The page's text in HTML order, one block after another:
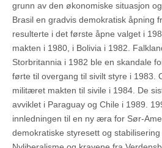
grunn av den økonomiske situasjon
Brasil en gradvis demokratisk åpning
resulterte i det første åpne valget i
makten i 1980, i Bolivia i 1982.
Storbritannia i 1982 ble en skandale
førte til overgang til sivilt styre i 1983.
militæret makten til sivile i 1984. De
avviklet i Paraguay og Chile i 1989.
innledningen til en ny æra for Sør-
demokratiske styresett og